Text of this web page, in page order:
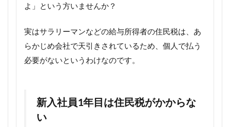
よ」という方いませんか？
実はサラリーマンなどの給与所得者の住民税は、あ
らかじめ会社で天引きされているため、個人で払う
必要がないというわけなのです。
新入社員1年目は住民税がかからな
い